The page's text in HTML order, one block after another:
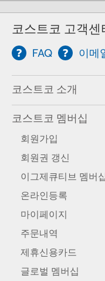
코스트코 고객센
FAQ 이메
코스트코 소개
코스트코 멤버십
회원가입
회원권 갱신
이그제큐티브 멤버
온라인등록
마이페이지
주문내역
제휴신용카드
글로벌 멤버십